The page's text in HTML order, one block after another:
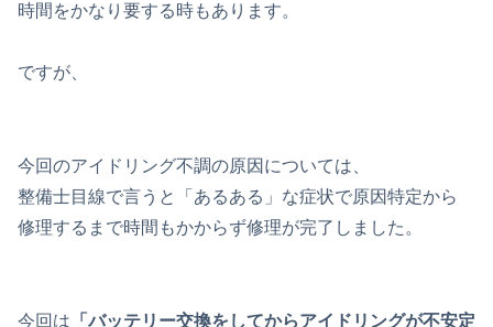
時間をかなり要する時もあります。
ですが、
今回のアイドリング不調の原因については、
整備士目線で言うと「あるある」な症状で原因特定から
修理するまで時間もかからず修理が完了しました。
今回は 「バッテリー交換をしてからアイドリングが不安定